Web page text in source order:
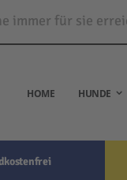
immer für sie
HOME HUNDE